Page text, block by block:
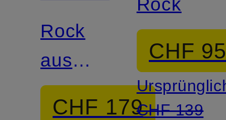
Rock
aus
Lochspitze
CHF 179
CHF
CHF 139